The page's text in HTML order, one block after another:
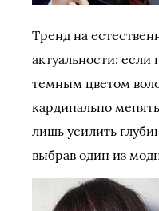
Тренд на
актуальности: если
темным цветом
кардинально
лишь усилить
выбрав один из